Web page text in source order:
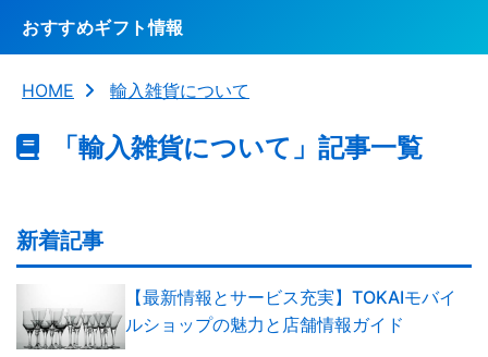
おすすめギフト情報
HOME 輸入雑貨について
「輸入雑貨について」記事一覧
新着記事
【最新情報とサービス充実】TOKAIモバイ
ルショップの魅力と店舗情報ガイド